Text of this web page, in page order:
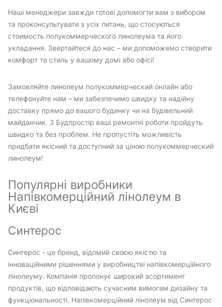
Наші менеджери завжди готові допомогти вам з вибором
та проконсультувати з усіх питань, що стосуються
стоимость полукоммерческого линолеума та його
укладання. Звертайтеся до нас – ми допоможемо створити
комфорт та стиль у вашому домі або офісі!
Замовляйте линолеум полукоммерческий онлайн або
телефонуйте нам – ми забезпечимо швидку та надійну
доставку прямо до вашого будинку чи на будівельний
майданчик. З Будпростір ваші ремонтні роботи пройдуть
швидко та без проблем. Не пропустіть можливість
придбати якісний та доступний за ціною полукоммерческий
линолеум!
Популярні виробники
Напівкомерційний лінолеум в
Києві
Синтерос
Синтерос - це бренд, відомий своєю якістю та
інноваційними рішеннями у виробництві напівкомерційного
лінолеуму. Компанія пропонує широкий асортимент
продуктів, що відповідають сучасним вимогам дизайну та
функціональності. Напівкомерційний лінолеум від Синтерос